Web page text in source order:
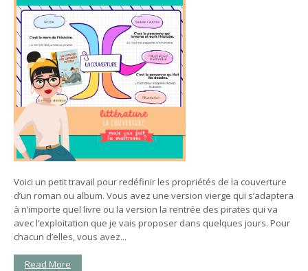
Voici un petit travail pour redéfinir les propriétés de la couverture
d’un roman ou album. Vous avez une version vierge qui s’adaptera
à n’importe quel livre ou la version la rentrée des pirates qui va
avec l’exploitation que je vais proposer dans quelques jours. Pour
chacun d’elles, vous avez...
Read More